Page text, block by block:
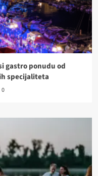
gastro ponudu od
specijaliteta
0